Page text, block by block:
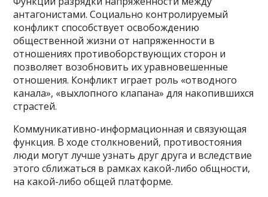
антагонистами. Социально контролируемый
конфликт способствует освобождению
общественной жизни от напряженности в
отношениях противоборствующих сторон и
позволяет возобновить их уравновешенные
отношения. Конфликт играет роль «отводного
канала», «выхлопного клапана» для накопившихся
страстей.
Коммуникативно-информационная и связующая
функция. В ходе столкновений, противостояния
люди могут лучше узнать друг друга и вследствие
этого сближаться в рамках какой-либо общности,
на какой-либо общей платформе.